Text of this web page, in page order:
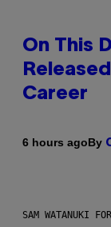
On This
Career
6 hours agoBy
SAM WATANUKI